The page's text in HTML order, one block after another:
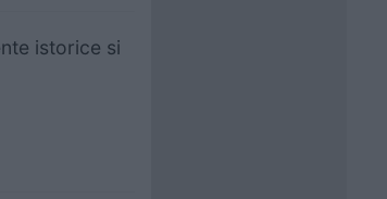
istorice si